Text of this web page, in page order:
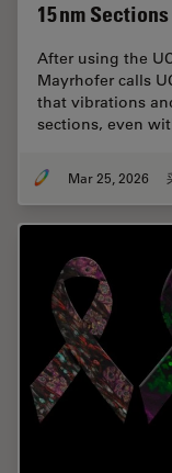
15 nm Sections
After using the
Mayrhofer calls
that vibrations
sections, even
Mar 25, 2026